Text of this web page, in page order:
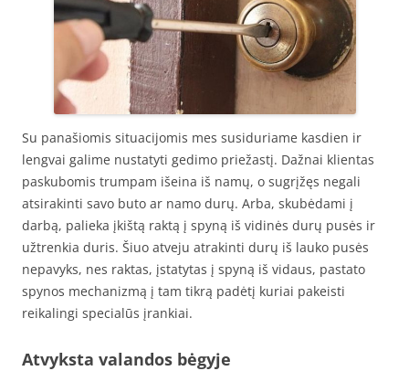
Su panašiomis situacijomis mes susiduriame kasdien ir
lengvai galime nustatyti gedimo priežastį. Dažnai klientas
paskubomis trumpam išeina iš namų, o sugrįžęs negali
atsirakinti savo buto ar namo durų. Arba, skubėdami į
darbą, palieka įkištą raktą į spyną iš vidinės durų pusės ir
užtrenkia duris. Šiuo atveju atrakinti durų iš lauko pusės
nepavyks, nes raktas, įstatytas į spyną iš vidaus, pastato
spynos mechanizmą į tam tikrą padėtį kuriai pakeisti
reikalingi specialūs įrankiai.
Atvyksta valandos bėgyje